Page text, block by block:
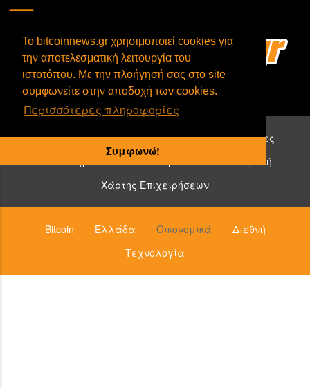
To bitcoinnews.gr χρησιμοποιεί cookies για
την αποτελεσματική λειτουργία του
ιστοτόπου. Με την πλοήγησή σας στο site
συμφωνείτε στην αποδοχή των cookies.
Περισσότερες πληροφορίες
Συμφωνώ!
Επιχειρήσεις που δέχονται bitcoin:
Υπηρεσίες
Καταστήματα
Εστιατόρια - Bar
Διαμονή
Χάρτης Επιχειρήσεων
Bitcoin Ελλάδα Οικονομικά
Διεθνή
Τεχνολογία